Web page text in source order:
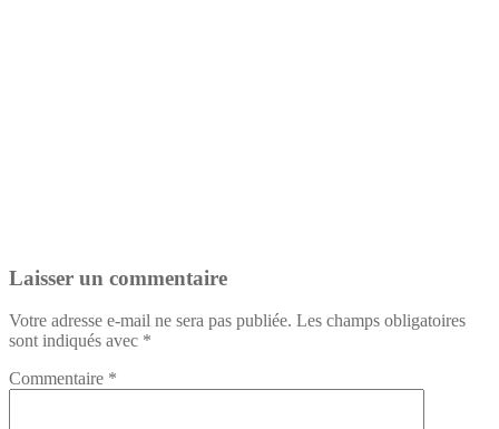
Laisser un commentaire
Votre adresse e-mail ne sera pas publiée. Les champs obligatoires
sont indiqués avec *
Commentaire *